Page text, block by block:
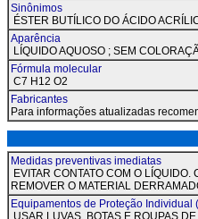
Sinônimos
ÉSTER BUTÍLICO DO ÁCIDO
Aparência
LÍQUIDO AQUOSO ; SEM
Fórmula molecular
C7 H12 O2
Fabricantes
Para informações atualizadas
Medidas preventivas imediatas
EVITAR CONTATO COM O
REMOVER O MATERIAL
Equipamentos de Proteção Individual
USAR LUVAS, BOTAS E ROUPAS